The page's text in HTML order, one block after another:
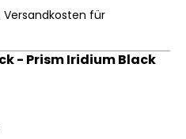
Versandkosten für
- Prism Iridium Black